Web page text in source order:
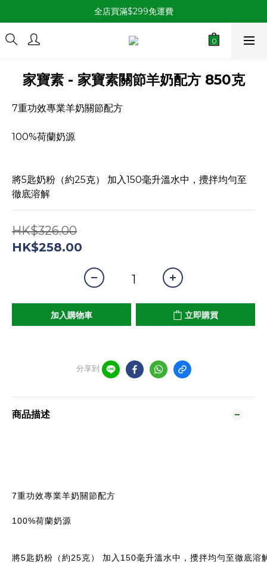
全店買滿$299免運費
家寶素 - 家寶素關節羊奶配方 850克
7重功效專業羊奶關節配方
100%荷蘭奶源
將5匙奶粉（約25克） 加入150毫升溫水中，攪拌均勻至
徹底溶解
HK$326.00
HK$258.00
加入購物車 立即購買
分享到
商品描述
7重功效專業羊奶關節配方
100%荷蘭奶源
將5匙奶粉（約25克） 加入150毫升溫水中，攪拌均勻至徹底溶